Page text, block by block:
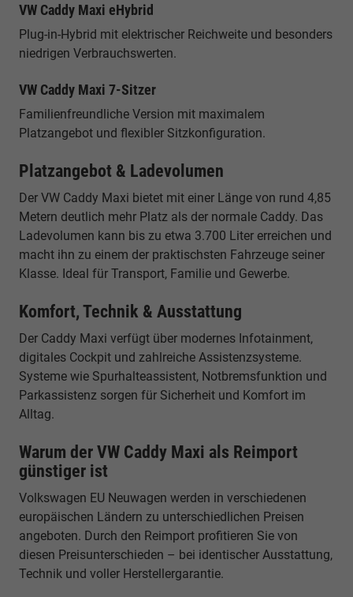
VW Caddy Maxi eHybrid
Plug-in-Hybrid mit elektrischer Reichweite und besonders
niedrigen Verbrauchswerten.
VW Caddy Maxi 7-Sitzer
Familienfreundliche Version mit maximalem
Platzangebot und flexibler Sitzkonfiguration.
Platzangebot & Ladevolumen
Der VW Caddy Maxi bietet mit einer Länge von rund 4,85
Metern deutlich mehr Platz als der normale Caddy. Das
Ladevolumen kann bis zu etwa 3.700 Liter erreichen und
macht ihn zu einem der praktischsten Fahrzeuge seiner
Klasse. Ideal für Transport, Familie und Gewerbe.
Komfort, Technik & Ausstattung
Der Caddy Maxi verfügt über modernes Infotainment,
digitales Cockpit und zahlreiche Assistenzsysteme.
Systeme wie Spurhalteassistent, Notbremsfunktion und
Parkassistenz sorgen für Sicherheit und Komfort im
Alltag.
Warum der VW Caddy Maxi als Reimport
günstiger ist
Volkswagen EU Neuwagen werden in verschiedenen
europäischen Ländern zu unterschiedlichen Preisen
angeboten. Durch den Reimport profitieren Sie von
diesen Preisunterschieden – bei identischer Ausstattung,
Technik und voller Herstellergarantie.